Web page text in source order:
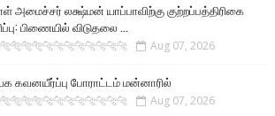
அமைச்சர் லக்ஷ்மன் யாப்பாவிற்கு குற்றப்பத்திரிகை
பிணையில் விடுதலை ...
Aug 07, 2026
கவனயீர்ப்பு போராட்டம் மன்னாரில்
Aug 07, 2026